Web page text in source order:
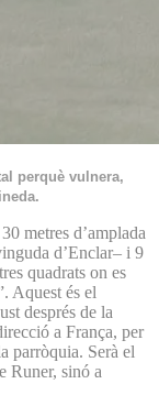
perquè vulnera,
metres d’amplada
d’Enclar– i 9
quadrats on es
Aquest és el
després de la
a França, per
parròquia. Serà el
Runer, sinó a